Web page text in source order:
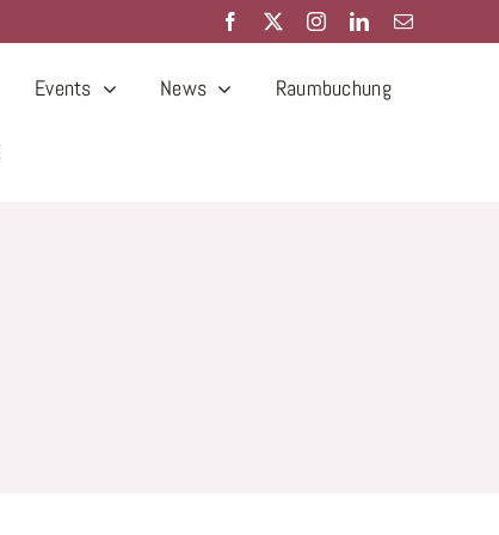
Events News Raumbuchung